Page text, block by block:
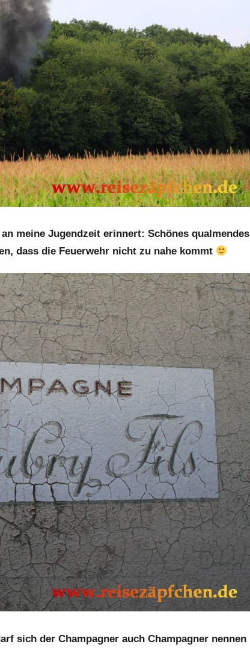
meine Jugendzeit erinnert: Schönes qualmendes
dass die Feuerwehr nicht zu nahe kommt
sich der Champagner auch Champagner nennen